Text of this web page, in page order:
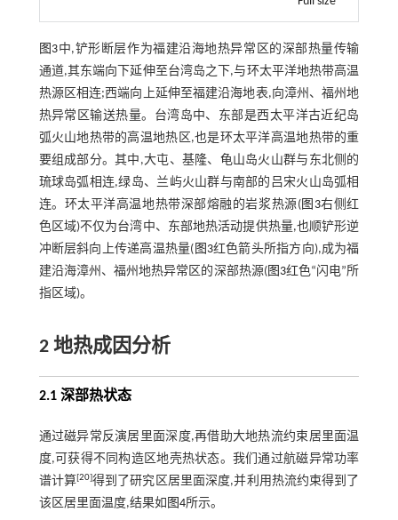
图3中,铲形断层作为福建沿海地热异常区的深部热量传输
通道,其东端向下延伸至台湾岛之下,与环太平洋地热带高温
热源区相连;西端向上延伸至福建沿海地表,向漳州、福州地
热异常区输送热量。台湾岛中、东部是西太平洋古近纪岛
弧火山地热带的高温地热区,也是环太平洋高温地热带的重
要组成部分。其中,大屯、基隆、龟山岛火山群与东北侧的
琉球岛弧相连,绿岛、兰屿火山群与南部的吕宋火山岛弧相
连。环太平洋高温地热带深部熔融的岩浆热源(图3右侧红
色区域)不仅为台湾中、东部地热活动提供热量,也顺铲形逆
冲断层斜向上传递高温热量( 图3红色箭头所指方向),成为福
建沿海漳州、福州地热异常区的深部热源(图3红色“闪电”所
指区域)。
2 地热成因分析
2.1 深部热状态
通过磁异常反演居里面深度,再借助大地热流约束居里面温
度,可获得不同构造区地壳热状态。我们通过航磁异常功率
谱计算[20]得到了研究区居里面深度,并利用热流约束得到了
该区居里面温度,结果如 图4所示。